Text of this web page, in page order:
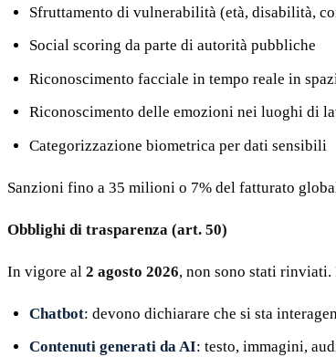
Sfruttamento di vulnerabilità (età, disabilità,
Social scoring da parte di autorità pubbliche
Riconoscimento facciale in tempo reale in
Riconoscimento delle emozioni nei luoghi di
Categorizzazione biometrica per dati sensibili
Sanzioni fino a 35 milioni o 7% del fatturato
Obblighi di trasparenza (art. 50)
In vigore al 2 agosto 2026, non sono stati rinviati.
Chatbot: devono dichiarare che si sta
Contenuti generati da AI: testo, immagini,